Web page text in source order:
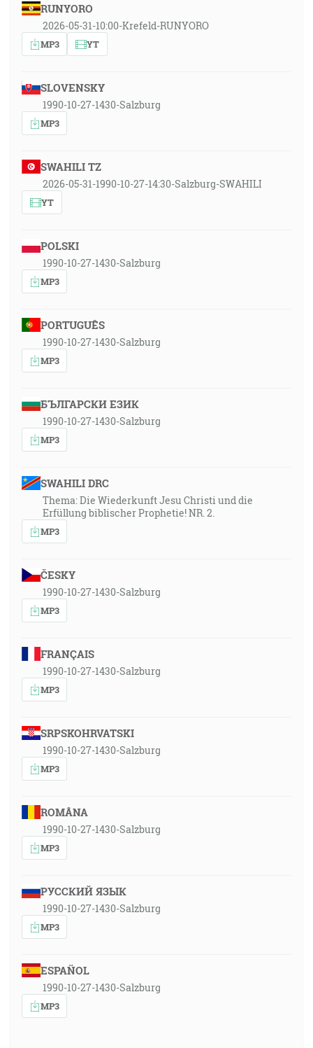
RUNYORO
2026-05-31-10:00-Krefeld-RUNYORO
MP3 YT
SLOVENSKY
1990-10-27-1430-Salzburg
MP3
SWAHILI TZ
2026-05-31-1990-10-27-14:30-Salzburg-SWAHILI
YT
POLSKI
1990-10-27-1430-Salzburg
MP3
PORTUGUÊS
1990-10-27-1430-Salzburg
MP3
БЪЛГАРСКИ ЕЗИК
1990-10-27-1430-Salzburg
MP3
SWAHILI DRC
Thema: Die Wiederkunft Jesu Christi und die
Erfüllung biblischer Prophetie! NR. 2.
MP3
ČESKY
1990-10-27-1430-Salzburg
MP3
FRANÇAIS
1990-10-27-1430-Salzburg
MP3
SRPSKOHRVATSKI
1990-10-27-1430-Salzburg
MP3
ROMÂNA
1990-10-27-1430-Salzburg
MP3
РУССКИЙ ЯЗЫК
1990-10-27-1430-Salzburg
MP3
ESPAÑOL
1990-10-27-1430-Salzburg
MP3